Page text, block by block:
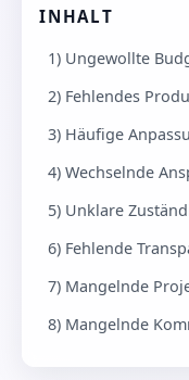
INHALT
1) Ungewollte
2) Fehlendes
3) Häufige
4) Wechselnde
5) Unklare
6) Fehlende
7) Mangelnde
8) Mangelnde